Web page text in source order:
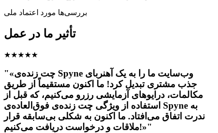
بررسی‌ها مورد اعتماد ملی
تأثیر ما در عمل
★★★★★
"«چت زنده‌ی Spyne وب‌سایت ما را به یک آهنربای
جذب مشتری تبدیل کرد! ما اکنون مستقیماً از طریق
مکالمات، درایوهای آزمایشی رزرو می‌کنیم، که قبل از
استفاده از ویژگی چت زنده‌ی فوق‌العاده‌ی Spyne به
ندرت اتفاق می‌افتاد. ما اکنون به شکلی بی‌سابقه قرار
ملاقات و درخواست دریافت می‌کنیم!»"